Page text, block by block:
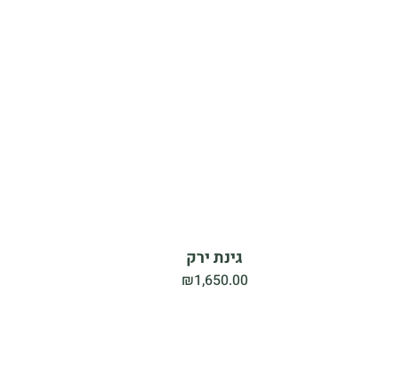
גינת ירק
₪1,650.00